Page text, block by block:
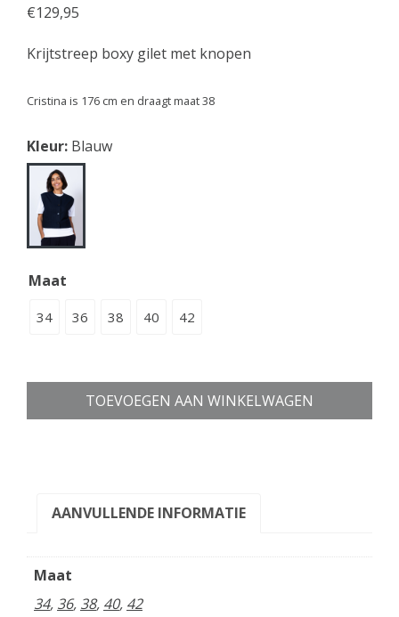
€129,95
Krijtstreep boxy gilet met knopen
Cristina is 176 cm en draagt maat 38
Kleur: Blauw
Maat
34 36 38 40 42
TOEVOEGEN AAN WINKELWAGEN
AANVULLENDE INFORMATIE
Maat
34, 36, 38, 40, 42